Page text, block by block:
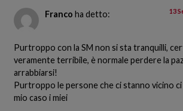
Franco ha detto: 13
Purtroppo con la SM non si sta tranquilli,
veramente terribile, è normale perdere la
arrabbiarsi!
Purtroppo le persone che ci stanno vicino
mio caso i miei